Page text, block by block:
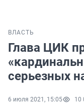
ВЛАСТЬ
Глава ЦИК
серьезных
6 июля 2021, 15:05 10